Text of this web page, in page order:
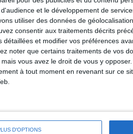
et le développement de
utiliser des données de
consentir aux traitements décrits
détaillées et modifier vos préférences
noter que certains traitements de vos
vous avez le droit de vous y
à tout moment en revenant sur ce
D'OPTIONS
Italie
2 (4,35%)
Angleterre
2 (4,35%)
CLASSEMENT PAR SPORTS
Football
Voir classement complet